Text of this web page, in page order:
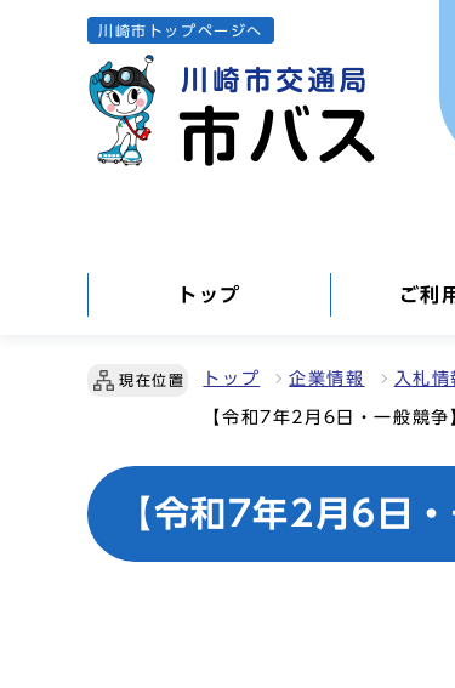
川崎市トップページへ
トップ ご利
現在位置 トップ 企業情報 入札情
【令和7年2月6日・一般競
【令和7年2月6日